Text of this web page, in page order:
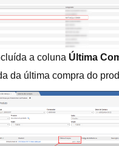
a coluna Última
da última compra do